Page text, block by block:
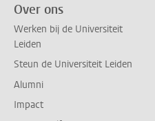
Over ons
Werken bij de Universiteit
Leiden
Steun de Universiteit Leiden
Alumni
Impact